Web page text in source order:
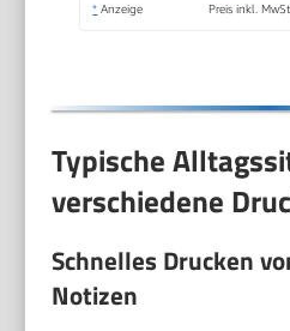
* Anzeige Preis inkl.
Typische
verschiedene
Schnelles Drucken
Notizen